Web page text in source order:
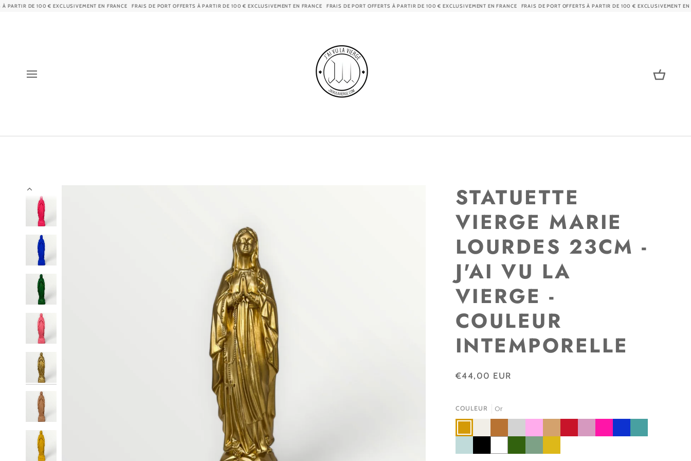
PasserDE 100 € EXCLUSIVEMENT EN FRANCE FRAIS DE PORT OFFERTS À PARTIR DE 100 € EXCLUSIVEMENT EN FRANCE FRAIS DE PORT OFFERTS À PARTIR DE 100 € EXCLUSIVEMENT EN FRANCE FRAIS DE PORT OFFERTS À PARTIR DE 100 € EXCLUSIVEMENT EN
Panier
Précédente
STATUETTE
VIERGE MARIE
LOURDES 23CM -
J'AI VU LA
VIERGE -
COULEUR
INTEMPORELLE
€44,00 EUR
COULEUR Or
Or Lin CuivreArgentRoseBeigeRougeRoseROSEBleu Bleu
Bleu Noir BlancVert Vert Jaune